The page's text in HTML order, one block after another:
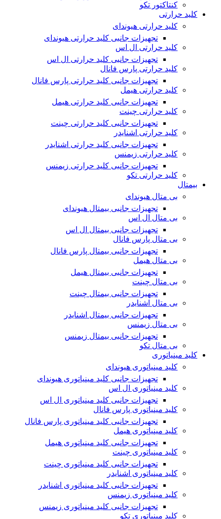
کنتاکتور تکو
کلید حرارتی
کلید حرارتی هیوندای
تجهیزات جانبی کلید حرارتی هیوندای
کلید حرارتی ال اس
تجهیزات جانبی کلید حرارتی ال اس
کلید حرارتی پارس فانال
تجهیزات جانبی کلید حرارتی پارس فانال
کلید حرارتی هیمل
تجهیزات جانبی کلید حرارتی هیمل
کلید حرارتی چینت
تجهیزات جانبی کلید حرارتی چینت
کلید حرارتی اشنایدر
تجهیزات جانبی کلید حرارتی اشنایدر
کلید حرارتی زیمنس
تجهیزات جانبی کلید حرارتی زیمنس
کلید حرارتی تکو
بیمتال
بی متال هیوندای
تجهیزات جانبی بیمتال هیوندای
بی متال ال اس
تجهیزات جانبی بیمتال ال اس
بی متال پارس فانال
تجهیزات جانبی بیمتال پارس فانال
بی متال هیمل
تجهیزات جانبی بیمتال هیمل
بی متال چینت
تجهیزات جانبی بیمتال چینت
بی متال اشنایدر
تجهیزات جانبی بیمتال اشنایدر
بی متال زیمنس
تجهیزات جانبی بیمتال زیمنس
بی متال تکو
کلید مینیاتوری
کلید مینیاتوری هیوندای
تجهیزات جانبی کلید مینیاتوری هیوندای
کلید مینیاتوری ال اس
تجهیزات جانبی کلید مینیاتوری ال اس
کلید مینیاتوری پارس فانال
تجهیزات جانبی کلید مینیاتوری پارس فانال
کلید مینیاتوری هیمل
تجهیزات جانبی کلید مینیاتوری هیمل
کلید مینیاتوری چینت
تجهیزات جانبی کلید مینیاتوری چینت
کلید مینیاتوری اشنایدر
تجهیزات جانبی کلید مینیاتوری اشنایدر
کلید مینیاتوری زیمنس
تجهیزات جانبی کلید مینیاتوری زیمنس
کلید مینیاتوری تکو